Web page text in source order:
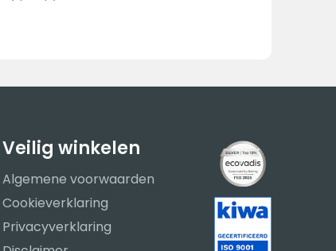
Veilig winkelen
Algemene voorwaarden
Cookieverklaring
Privacyverklaring